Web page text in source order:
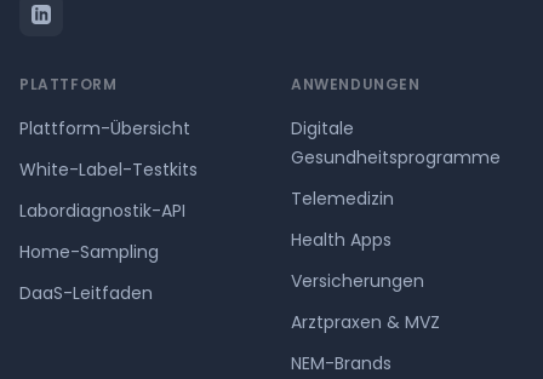
PLATTFORM
Plattform-Übersicht
White-Label-Testkits
Labordiagnostik-API
Home-Sampling
DaaS-Leitfaden
ANWENDUNGEN
Digitale
Gesundheitsprogramme
Telemedizin
Health Apps
Versicherungen
Arztpraxen & MVZ
NEM-Brands